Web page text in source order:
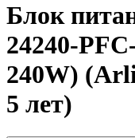
Блок
24240-
240W)
5 лет)